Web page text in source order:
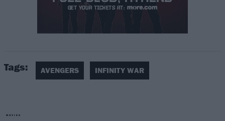
Tags: AVENGERS INFINITY WAR
MOVIES